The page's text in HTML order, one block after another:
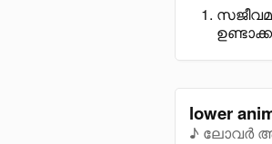
lower
♪ ലോവർ